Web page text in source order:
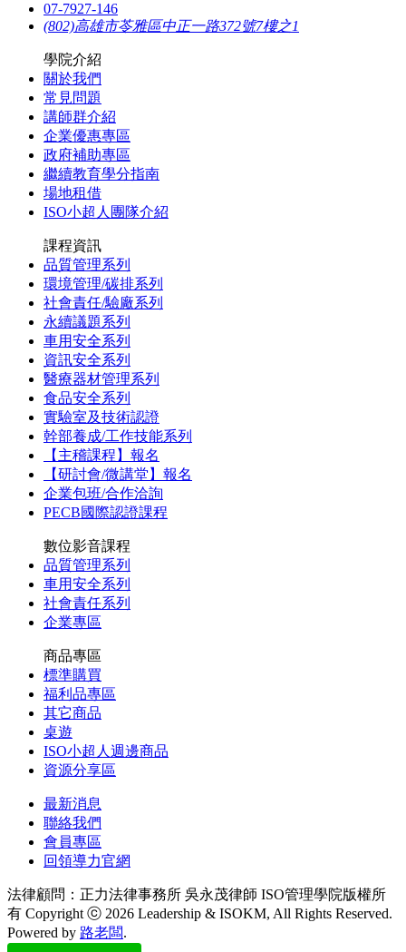
07-7927-146
(802)高雄市苓雅區中正一路372號7樓之1
學院介紹
關於我們
常見問題
講師群介紹
企業優惠專區
政府補助專區
繼續教育學分指南
場地租借
ISO小超人團隊介紹
課程資訊
品質管理系列
環境管理/碳排系列
社會責任/驗廠系列
永續議題系列
車用安全系列
資訊安全系列
醫療器材管理系列
食品安全系列
實驗室及技術認證
幹部養成/工作技能系列
【主稽課程】報名
【研討會/微講堂】報名
企業包班/合作洽詢
PECB國際認證課程
數位影音課程
品質管理系列
車用安全系列
社會責任系列
企業專區
商品專區
標準購買
福利品專區
其它商品
桌遊
ISO小超人週邊商品
資源分享區
最新消息
聯絡我們
會員專區
回領導力官網
法律顧問：正力法律事務所 吳永茂律師 ISO管理學院版權所
有 Copyright ⓒ 2026 Leadership & ISOKM, All Rights Reserved.
Powered by 路老闆.